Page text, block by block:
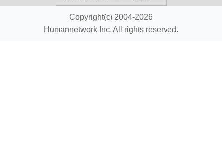
Copyright(c) 2004-2026
Humannetwork Inc. All rights reserved.